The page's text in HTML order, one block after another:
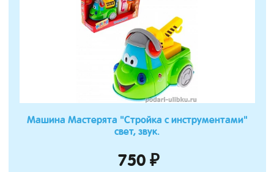
Машина Мастерята "Стройка с инструментами"
свет, звук.
750 ₽